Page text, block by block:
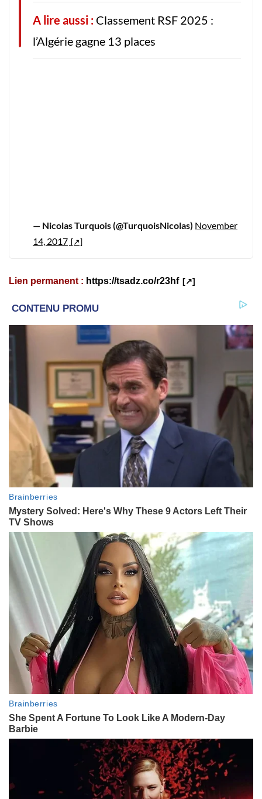
A lire aussi : Classement RSF 2025 :
l’Algérie gagne 13 places
— Nicolas Turquois (@TurquoisNicolas) November
14, 2017
Lien permanent : https://tsadz.co/r23hf